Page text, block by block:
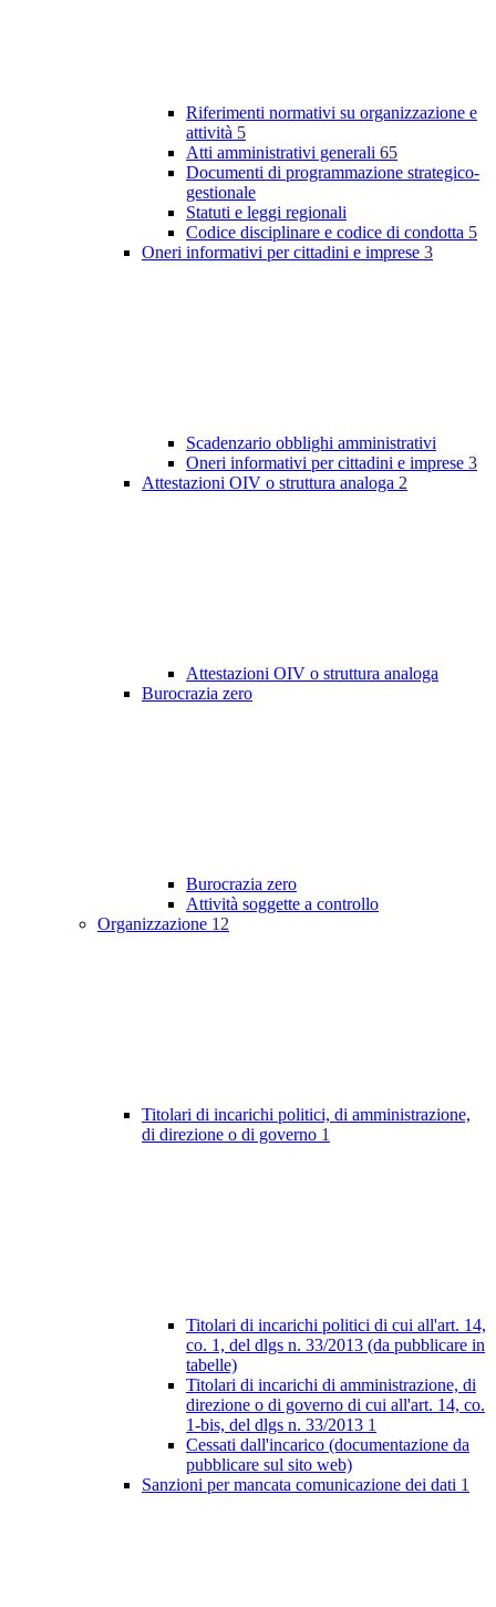
Riferimenti normativi su organizzazione e
attività 5
Atti amministrativi generali 65
Documenti di programmazione strategico-
gestionale
Statuti e leggi regionali
Codice disciplinare e codice di condotta 5
Oneri informativi per cittadini e imprese 3
Scadenzario obblighi amministrativi
Oneri informativi per cittadini e imprese 3
Attestazioni OIV o struttura analoga 2
Attestazioni OIV o struttura analoga
Burocrazia zero
Burocrazia zero
Attività soggette a controllo
Organizzazione 12
Titolari di incarichi politici, di amministrazione,
di direzione o di governo 1
Titolari di incarichi politici di cui all'art. 14,
co. 1, del dlgs n. 33/2013 (da pubblicare in
tabelle)
Titolari di incarichi di amministrazione, di
direzione o di governo di cui all'art. 14, co.
1-bis, del dlgs n. 33/2013 1
Cessati dall'incarico (documentazione da
pubblicare sul sito web)
Sanzioni per mancata comunicazione dei dati 1